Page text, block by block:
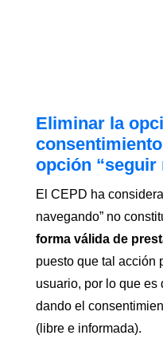
Eliminar la
opción “seguir
El CEPD ha
navegando” no
forma válida de
puesto que tal acción
usuario, por lo que es
dando el
(libre e informada).